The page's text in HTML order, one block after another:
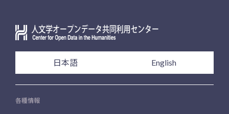
日本語 English
各種情報